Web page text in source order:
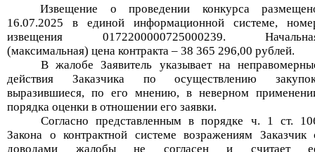
Извещение о проведении конкурса
16.07.2025 в единой информационной системе,
извещения 0172200000725000239.
(максимальная) цена контракта – 38 365 296,00 рублей.
В жалобе Заявитель указывает на
действия Заказчика по осуществлению
выразившиеся, по его мнению, в неверном
порядка оценки в отношении его заявки.
Согласно представленным в порядке ч. 1 ст.
Закона о контрактной системе возражениям Заказчик
доводами жалобы не согласен и считает